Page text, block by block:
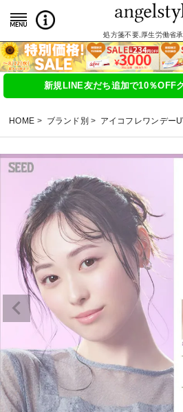
処方箋不要,厚生労働省
新規LINE友だち追加で10％OFF
HOME ブランド別 アイコフレワンデー